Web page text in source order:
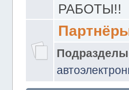
РАБОТЫ!!
Подразделы